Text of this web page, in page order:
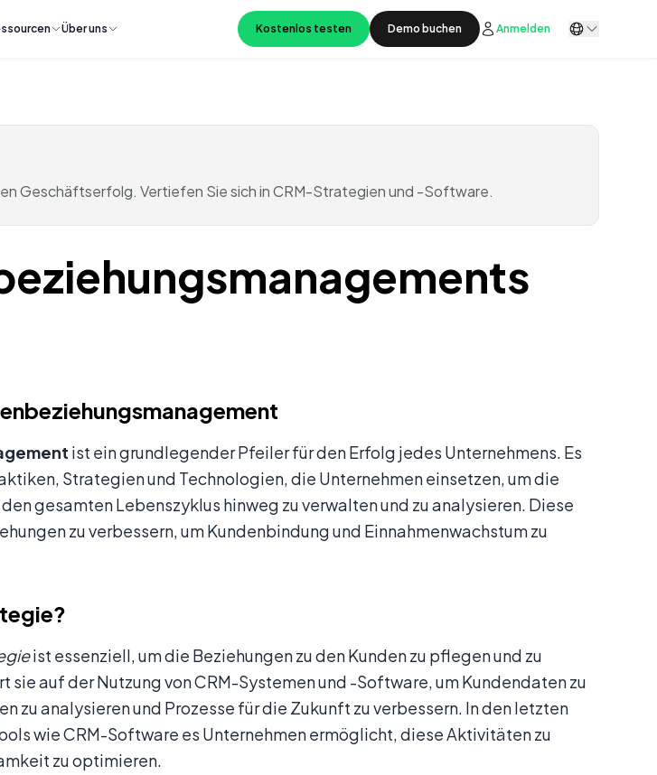
Über uns Kostenlos testen Demo buchen Anmelden
Geschäftserfolg. Vertiefen Sie sich in CRM-Strategien und -Software.
ist ein grundlegender Pfeiler für den Erfolg jedes Unternehmens. Es
Strategien und Technologien, die Unternehmen einsetzen, um die
gesamten Lebenszyklus hinweg zu verwalten und zu analysieren. Diese
zu verbessern, um Kundenbindung und Einnahmenwachstum zu
ist essenziell, um die Beziehungen zu den Kunden zu pflegen und zu
sie auf der Nutzung von CRM-Systemen und -Software, um Kundendaten zu
zu analysieren und Prozesse für die Zukunft zu verbessern. In den letzten
wie CRM-Software es Unternehmen ermöglicht, diese Aktivitäten zu
zu optimieren.